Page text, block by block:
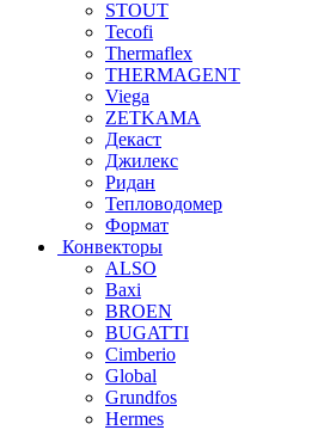
STOUT
Tecofi
Thermaflex
THERMAGENT
Viega
ZETKAMA
Декаст
Джилекс
Ридан
Тепловодомер
Формат
Конвекторы
ALSO
Baxi
BROEN
BUGATTI
Cimberio
Global
Grundfos
Hermes